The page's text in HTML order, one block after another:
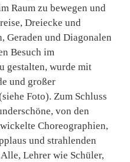
Raum zu bewegen und
Dreiecke und
Geraden und Diagonalen
Besuch im
gestalten, wurde mit
und großer
Foto). Zum Schluss
von den
Choreographien,
und strahlenden
Lehrer wie Schüler,